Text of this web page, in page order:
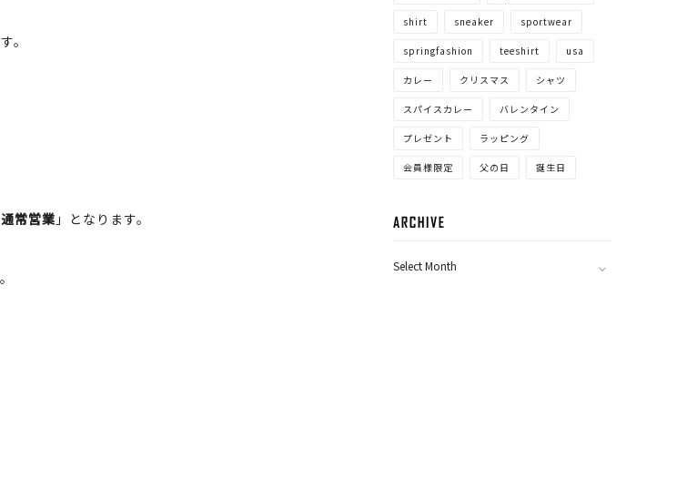
。
常営業」となります。
shirt sneaker sportwear
springfashion teeshirt usa
カレー クリスマス シャツ
スパイスカレー バレンタイン
プレゼント ラッピング
会員様限定 父の日 誕生日